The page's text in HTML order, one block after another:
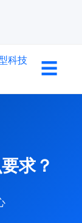
科技
☰
求？